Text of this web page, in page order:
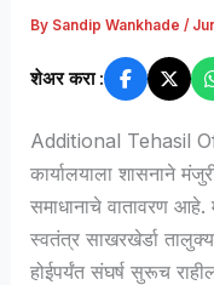
By Sandip Wankhade/
शेअर करा :
Additional Tehasil
कार्यालयाला शासनाने
समाधानाचे वातावरण आहे.
स्वतंत्र साखरखेर्डा
होईपर्यंत संघर्ष सुरूच